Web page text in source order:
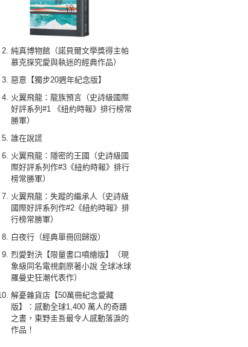
純真博物館（諾貝爾文學獎得主帕
慕克探究愛與執迷的經典作品）
惡意【獨步20週年紀念版】
火翼飛龍：龍族預言（史詩級國際
好評系列#1 《紐約時報》排行榜常
勝軍）
誰在說謊
火翼飛龍：隱密的王國（史詩級國
際好評系列作#3《紐約時報》排行
榜常勝軍）
火翼飛龍：失蹤的繼承人（史詩級
國際好評系列作#2《紐約時報》排
行榜常勝軍）
白夜行（經典單冊回歸版）
烈愛對決【限量書口噴繪版】（現
象級同名電視劇原著小說 全球冰球
羅曼史狂潮代表作）
解憂雜貨店【50萬冊紀念愛藏
版】：感動全球1,400 萬人的奇蹟
之書，東野圭吾最令人感動落淚的
作品！